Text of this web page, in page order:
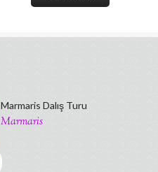
Marmaris Dalış Turu
Marmaris